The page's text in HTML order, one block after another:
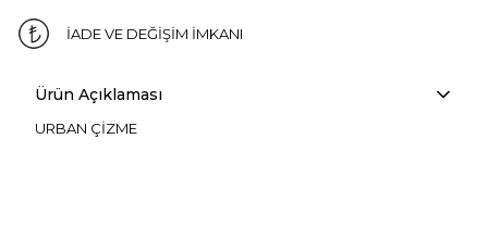
İADE VE DEĞİŞİM İMKANI
Ürün Açıklaması
URBAN ÇİZME